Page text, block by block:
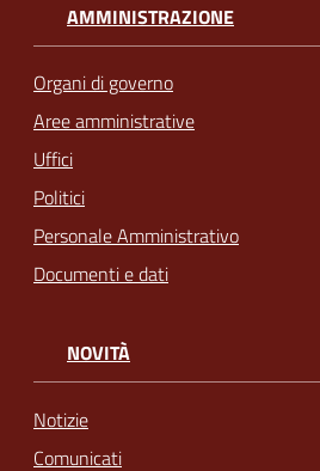
AMMINISTRAZIONE
Organi di governo
Aree amministrative
Uffici
Politici
Personale Amministrativo
Documenti e dati
NOVITÀ
Notizie
Comunicati